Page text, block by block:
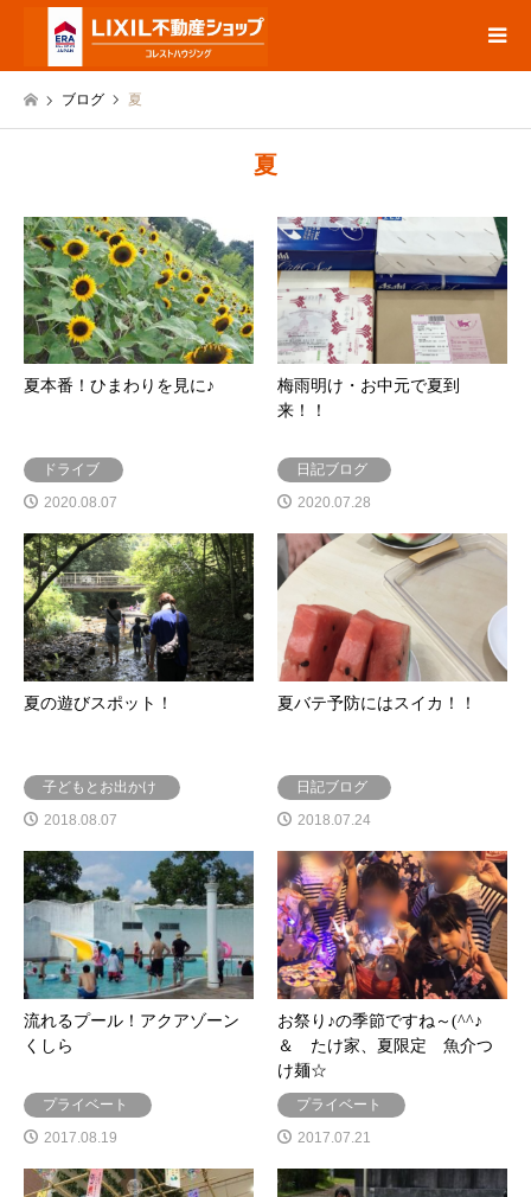
ブログ 夏
夏
夏本番！ひまわりを見に♪
ドライブ
2020.08.07
梅雨明け・お中元で夏到
来！！
日記ブログ
2020.07.28
夏の遊びスポット！
子どもとお出かけ
2018.08.07
夏バテ予防にはスイカ！！
日記ブログ
2018.07.24
流れるプール！アクアゾーン
くしら
プライベート
2017.08.19
お祭り♪の季節ですね～(^^♪
＆ たけ家、夏限定 魚介つ
け麺☆
プライベート
2017.07.21